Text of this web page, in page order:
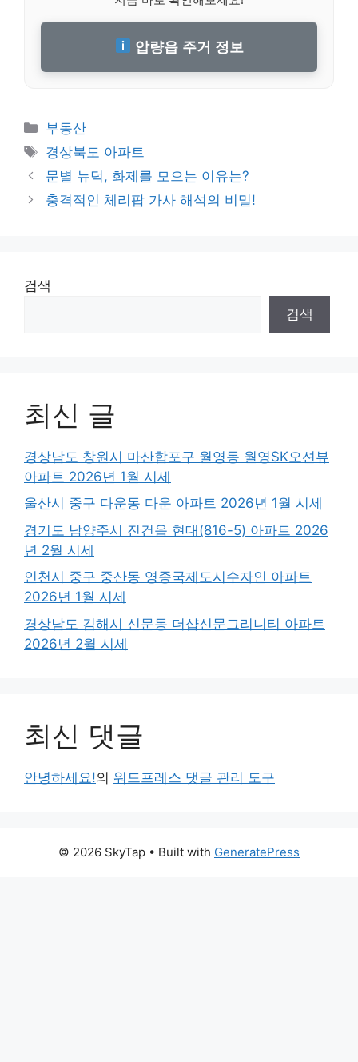
압량읍 주거 정보
Categories
부동산
Tags
경상북도 아파트
문별 뉴덕, 화제를 모으는 이유는?
충격적인 체리팝 가사 해석의 비밀!
검색
검색
최신 글
경상남도 창원시 마산합포구 월영동 월영SK오션뷰
아파트 2026년 1월 시세
울산시 중구 다운동 다운 아파트 2026년 1월 시세
경기도 남양주시 진건읍 현대(816-5) 아파트 2026
년 2월 시세
인천시 중구 중산동 영종국제도시수자인 아파트
2026년 1월 시세
경상남도 김해시 신문동 더샵신문그리니티 아파트
2026년 2월 시세
최신 댓글
안녕하세요!의 워드프레스 댓글 관리 도구
© 2026 SkyTap • Built with GeneratePress